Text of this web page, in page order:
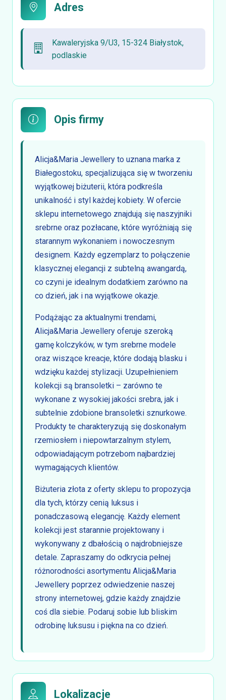
Adres
Kawaleryjska 9/U3, 15-324 Białystok,
podlaskie
Opis firmy
Alicja&Maria Jewellery to uznana marka z
Białegostoku, specjalizująca się w tworzeniu
wyjątkowej biżuterii, która podkreśla
unikalność i styl każdej kobiety. W ofercie
sklepu internetowego znajdują się naszyjniki
srebrne oraz pozłacane, które wyróżniają się
starannym wykonaniem i nowoczesnym
designem. Każdy egzemplarz to połączenie
klasycznej elegancji z subtelną awangardą,
co czyni je idealnym dodatkiem zarówno na
co dzień, jak i na wyjątkowe okazje.
Podążając za aktualnymi trendami,
Alicja&Maria Jewellery oferuje szeroką
gamę kolczyków, w tym srebrne modele
oraz wiszące kreacje, które dodają blasku i
wdzięku każdej stylizacji. Uzupełnieniem
kolekcji są bransoletki – zarówno te
wykonane z wysokiej jakości srebra, jak i
subtelnie zdobione bransoletki sznurkowe.
Produkty te charakteryzują się doskonałym
rzemiosłem i niepowtarzalnym stylem,
odpowiadającym potrzebom najbardziej
wymagających klientów.
Biżuteria złota z oferty sklepu to propozycja
dla tych, którzy cenią luksus i
ponadczasową elegancję. Każdy element
kolekcji jest starannie projektowany i
wykonywany z dbałością o najdrobniejsze
detale. Zapraszamy do odkrycia pełnej
różnorodności asortymentu Alicja&Maria
Jewellery poprzez odwiedzenie naszej
strony internetowej, gdzie każdy znajdzie
coś dla siebie. Podaruj sobie lub bliskim
odrobinę luksusu i piękna na co dzień.
Lokalizacje